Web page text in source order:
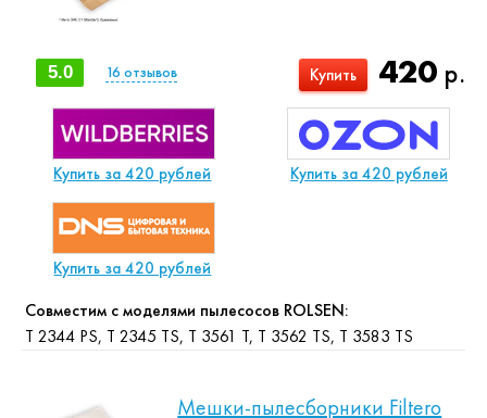
420 р.
Купить
5.0 16 отзывов
Купить за 420 рублей Купить за 420 рублей
Купить за 420 рублей
Совместим с моделями пылесосов ROLSEN:
T 2344 PS, T 2345 TS, T 3561 T, T 3562 TS, T 3583 TS
Мешки-пылесборники Filtero